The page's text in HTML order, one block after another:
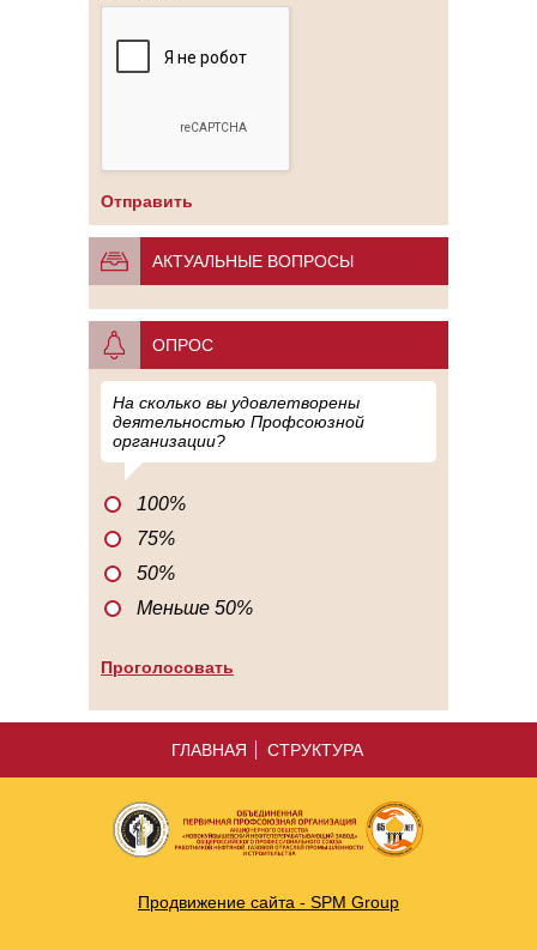
АКТУАЛЬНЫЕ ВОПРОСЫ
ОПРОС
На сколько вы удовлетворены
деятельностью Профсоюзной
организации?
100%
75%
50%
Меньше 50%
ГЛАВНАЯ СТРУКТУРА
Продвижение сайта - SPM Group